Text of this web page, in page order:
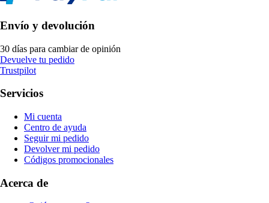
Envío y devolución
30 días para cambiar de opinión
Devuelve tu pedido
Trustpilot
Servicios
Mi cuenta
Centro de ayuda
Seguir mi pedido
Devolver mi pedido
Códigos promocionales
Acerca de